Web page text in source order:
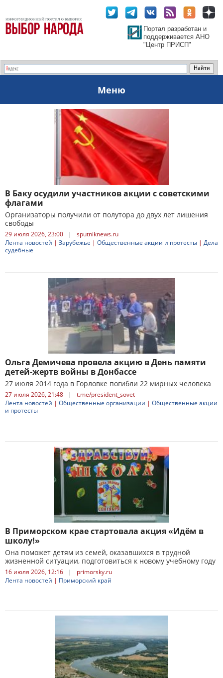
Портал разработан и
поддерживается АНО
"Центр ПРИСП"
Меню
В Баку осудили участников акции с советскими
флагами
Организаторы получили от полутора до двух лет лишения
свободы
29 июля 2026, 23:00 |
sputniknews.ru
Лента новостей | Зарубежье | Общественные акции и протесты | Дела
судебные
Ольга Демичева провела акцию в День памяти
детей-жертв войны в Донбассе
27 июля 2014 года в Горловке погибли 22 мирных человека
27 июля 2026, 21:48 |
t.me/president_sovet
Лента новостей | Общественные организации | Общественные акции
и протесты
В Приморском крае стартовала акция «Идём в
школу!»
Она поможет детям из семей, оказавшихся в трудной
жизненной ситуации, подготовиться к новому учебному году
16 июля 2026, 12:16 |
primorsky.ru
Лента новостей | Приморский край